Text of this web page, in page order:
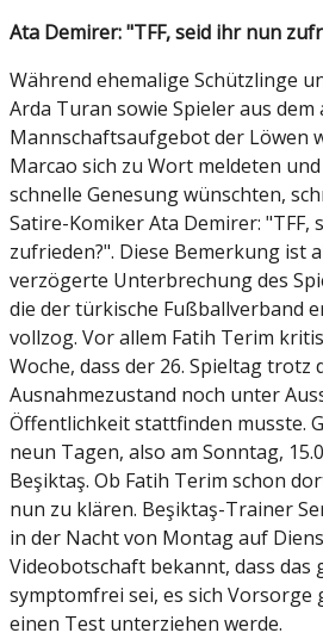
Ata Demirer: "TFF, seid ihr nun
Während ehemalige Schützlinge
Arda Turan sowie Spieler aus dem
Mannschaftsaufgebot der Löwen
Marcao sich zu Wort meldeten
schnelle Genesung wünschten,
Satire-Komiker Ata Demirer: "TFF,
zufrieden?". Diese Bemerkung ist
verzögerte Unterbrechung des
die der türkische Fußballverband
vollzog. Vor allem Fatih Terim
Woche, dass der 26. Spieltag trotz
Ausnahmezustand noch unter
Öffentlichkeit stattfinden musste.
neun Tagen, also am Sonntag,
Beşiktaş. Ob Fatih Terim schon
nun zu klären. Beşiktaş-Trainer
in der Nacht von Montag auf
Videobotschaft bekannt, dass das
symptomfrei sei, es sich Vorsorge
einen Test unterziehen werde.